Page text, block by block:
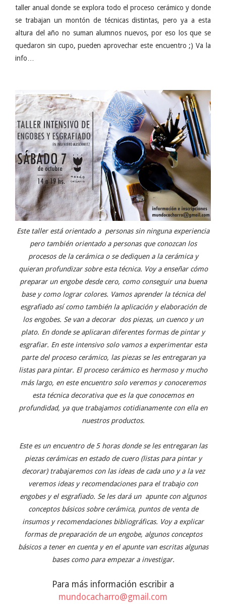
taller anual donde se explora todo el proceso cerámico y donde
se trabajan un montón de técnicas distintas, pero ya a esta
altura del año no suman alumnos nuevos, por eso los que se
quedaron sin cupo, pueden aprovechar este encuentro ;) Va la
info…
Este taller está orientado a personas sin ninguna experiencia
pero también orientado a personas que conozcan los
procesos de la cerámica o se dediquen a la cerámica y
quieran profundizar sobre esta técnica. Voy a enseñar cómo
preparar un engobe desde cero, como conseguir una buena
base y como lograr colores. Vamos aprender la técnica del
esgrafiado así como también la aplicación y elaboración de
los engobes. Se van a decorar dos piezas, un cuenco y un
plato. En donde se aplicaran diferentes formas de pintar y
esgrafiar. En este intensivo solo vamos a experimentar esta
parte del proceso cerámico, las piezas se les entregaran ya
listas para pintar. El proceso cerámico es hermoso y mucho
más largo, en este encuentro solo veremos y conoceremos
esta técnica decorativa que es la que conocemos en
profundidad, ya que trabajamos cotidianamente con ella en
nuestros productos.
Este es un encuentro de 5 horas donde se les entregaran las
piezas cerámicas en estado de cuero (listas para pintar y
decorar) trabajaremos con las ideas de cada uno y a la vez
veremos ideas y recomendaciones para el trabajo con
engobes y el esgrafiado. Se les dará un apunte con algunos
conceptos básicos sobre cerámica, puntos de venta de
insumos y recomendaciones bibliográficas. Voy a explicar
formas de preparación de un engobe, algunos conceptos
básicos a tener en cuenta y en el apunte van escritas algunas
bases como para empezar a investigar.
Para más información escribir a
mundocacharro@gmail.com